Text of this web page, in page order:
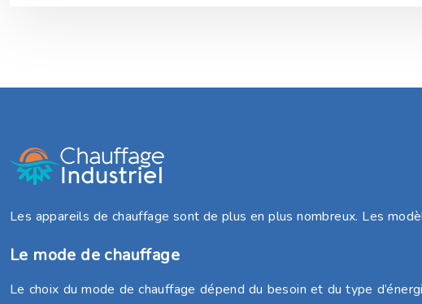
Les appareils de chauffage sont de plus en plus nombreux. Les
Le mode de chauffage
Le choix du mode de chauffage dépend du besoin et du type